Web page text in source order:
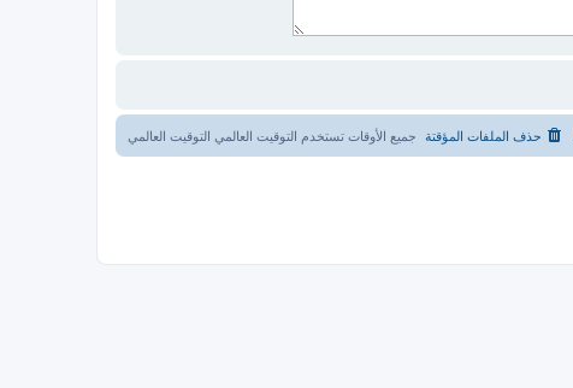
جميع الأوقات تستخدم التوقيت العالمي التوقيت العالمي حذف الملفات المؤقتة